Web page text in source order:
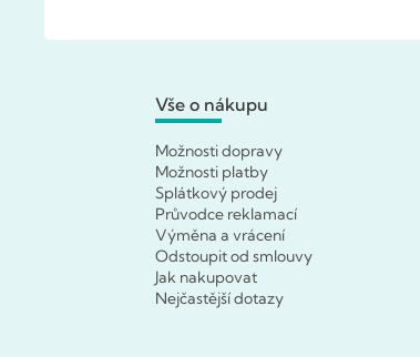
Vše o nákupu
Možnosti dopravy
Možnosti platby
Splátkový prodej
Průvodce reklamací
Výměna a vrácení
Odstoupit od smlouvy
Jak nakupovat
Nejčastější dotazy